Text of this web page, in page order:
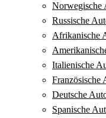
Norwegische
Russische
Afrikanische
Italienische
Französische
Deutsche
Spanische